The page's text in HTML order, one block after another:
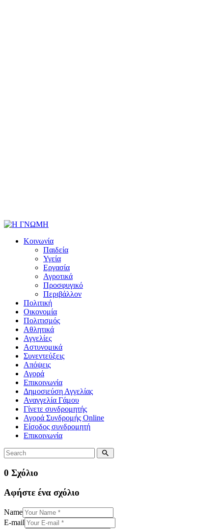
Κοινωνία
Παιδεία
Υγεία
Εργασία
Αγροτικά
Προσφυγικό
Περιβάλλον
Πολιτική
Οικονομία
Πολιτισμός
Αθλητικά
Αγγελίες
Αστυνομικά
Συνεντεύξεις
Απόψεις
Αγορά
Επικοινωνία
Δημοσιεύση Αγγελίας
Αναγγελία Γάμου
Γίνετε συνδρομητής
Αγορά Συνδρομής Online
Είσοδος συνδρομητή
Επικοινωνία
0 Σχόλιο
Αφήστε ένα σχόλιο
Name
E-mail